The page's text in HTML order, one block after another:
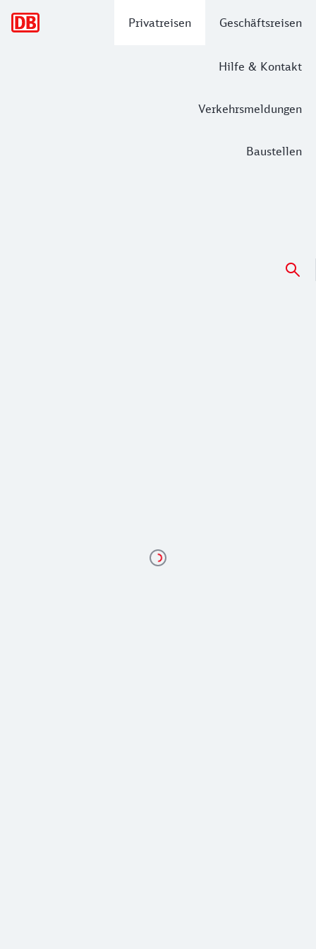
Privatreisen Geschäftsreisen
Hilfe & Kontakt
Verkehrsmeldungen
Baustellen